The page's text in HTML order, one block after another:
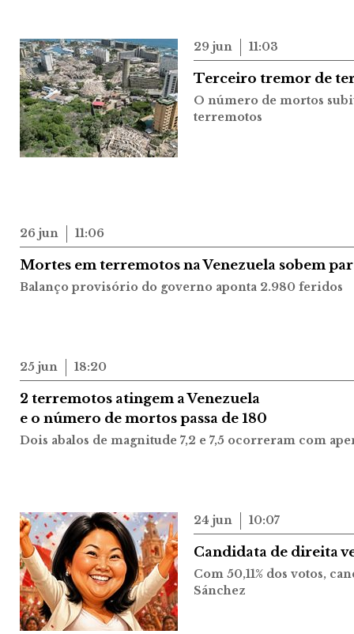
29 jun 11:03
Terceiro tremor de
O número de mortos
terremotos
26 jun 11:06
Mortes em terremotos na Venezuela sobem
Balanço provisório do governo aponta 2.980 feridos
25 jun 18:20
2 terremotos atingem a Venezuela
e o número de mortos passa de 180
Dois abalos de magnitude 7,2 e 7,5 ocorreram com
24 jun 10:07
Candidata de direita
Com 50,11% dos votos,
Sánchez